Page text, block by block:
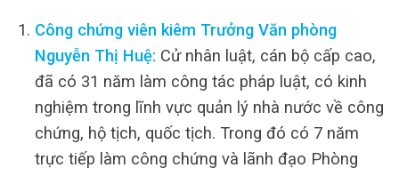
Công chứng viên kiêm Trưởng Văn phòng
Nguyễn Thị Huệ: Cử nhân luật, cán bộ cấp cao,
đã có 31 năm làm công tác pháp luật, có kinh
nghiệm trong lĩnh vực quản lý nhà nước về công
chứng, hộ tịch, quốc tịch. Trong đó có 7 năm
trực tiếp làm công chứng và lãnh đạo Phòng